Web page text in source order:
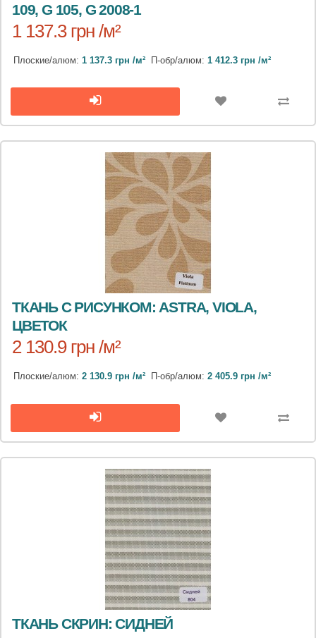
109, G 105, G 2008-1
1 137.3 грн /м²
Плоские/алюм: 1 137.3 грн /м² П-обр/алюм: 1 412.3 грн /м²
ТКАНЬ С РИСУНКОМ: ASTRA, VIOLA,
ЦВЕТОК
2 130.9 грн /м²
Плоские/алюм: 2 130.9 грн /м² П-обр/алюм: 2 405.9 грн /м²
ТКАНЬ СКРИН: СИДНЕЙ